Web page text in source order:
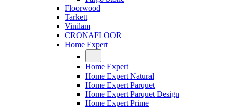
Floorwood
Tarkett
Vinilam
CRONAFLOOR
Home Expert
Home Expert
Home Expert Natural
Home Expert Parquet
Home Expert Parquet Design
Home Expert Prime